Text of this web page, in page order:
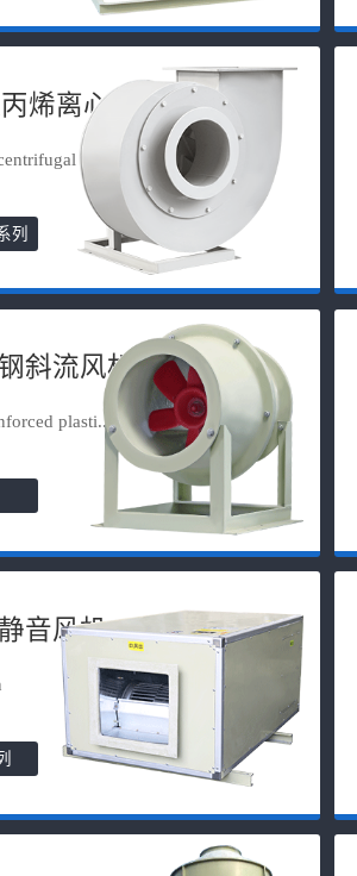
烯离心风机
fan
列
斜流风机
plasti...
音风机